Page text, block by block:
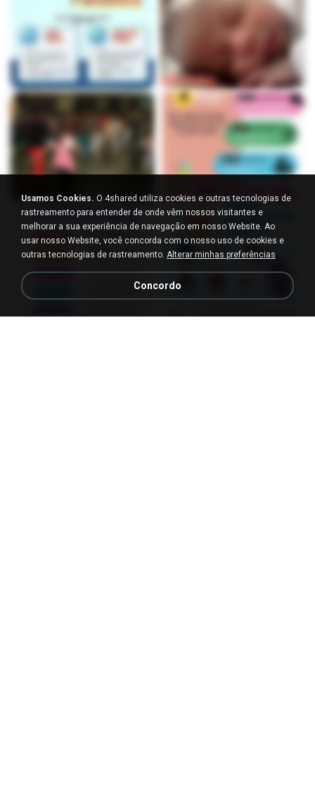
Usamos Cookies. O 4shared utiliza cookies e outras tecnologias de
rastreamento para entender de onde vêm nossos visitantes e
melhorar a sua experiência de navegação em nosso Website. Ao
usar nosso Website, você concorda com o nosso uso de cookies e
outras tecnologias de rastreamento. Alterar minhas preferências
Concordo